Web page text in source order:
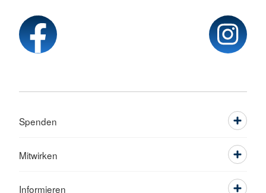
Spenden
Mitwirken
Informieren